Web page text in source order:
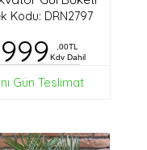
Kodu: DRN2797
,00TL
Kdv Dahil
Gün Teslimat